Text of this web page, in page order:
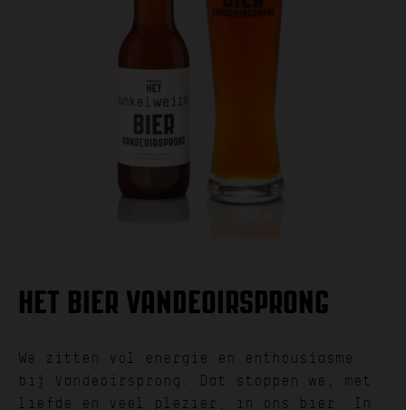
HET BIER VANDEOIRSPRONG
We zitten vol energie en enthousiasme
bij Vandeoirsprong. Dat stoppen we, met
liefde en veel plezier, in ons bier. In